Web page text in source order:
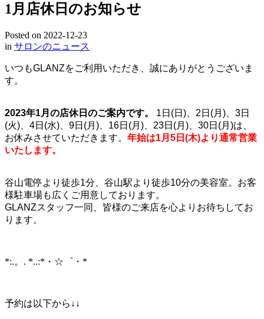
1月店休日のお知らせ
Posted on 2022-12-23
in サロンのニュース
いつもGLANZをご利用いただき、誠にありがとうございま
す。
2023年1月の店休日のご案内です。
1日(日)、2日(月)、3日
(火)、4日(水)、9日(月)、16日(月)、23日(月)、30日(月)は、
お休みさせていただきます。 年始は1月5日(木)より通常営業
いたします。
谷山電停より徒歩1分、谷山駅より徒歩10分の美容室。お客
様駐車場も広くご用意しております。
GLANZスタッフ一同、皆様のご来店を心よりお待ちしてお
ります。
*:.。. *..:*・☆゜・*
予約は以下から↓↓